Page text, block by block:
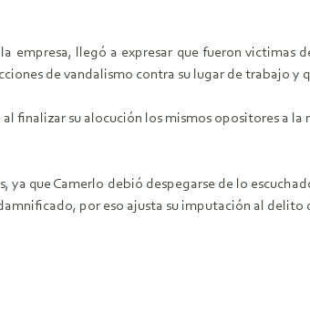
empresa, llegó a expresar que fueron victimas
de vandalismo contra su lugar de trabajo y
finalizar su alocución los mismos opositores a
ya que Camerlo debió despegarse de lo
por eso ajusta su imputación al delito